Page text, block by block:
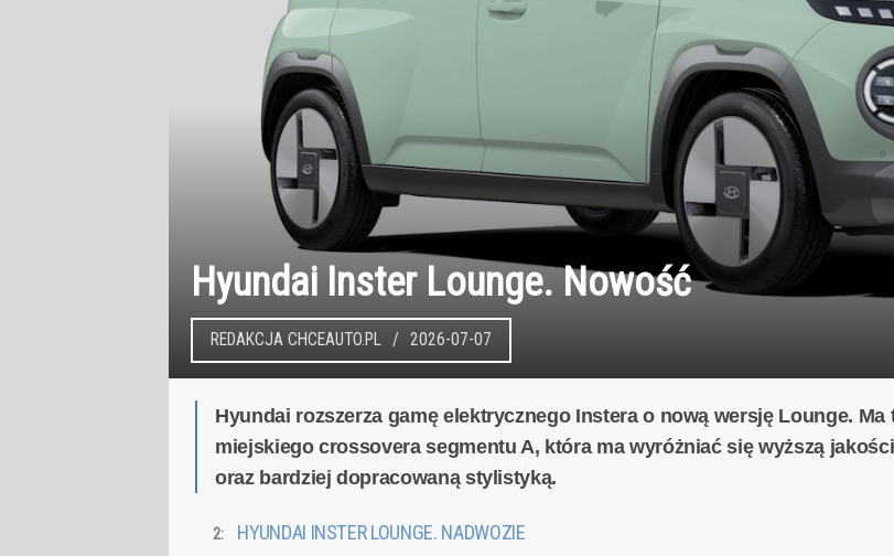
Hyundai Inster Lounge. Nowość
REDAKCJA CHCEAUTO.PL
2026-07-07
Hyundai rozszerza gamę elektrycznego Instera o nową wersję Lounge.
miejskiego crossovera segmentu A, która ma wyróżniać się wyższą
oraz bardziej dopracowaną stylistyką.
HYUNDAI INSTER LOUNGE. NADWOZIE